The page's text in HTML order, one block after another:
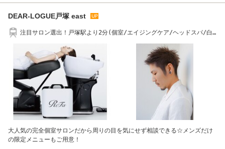
DEAR-LOGUE戸塚 east
注目サロン選出！戸塚駅より2分(個室/エイジングケア/ヘッドスパ/白
大人気の完全個室サロンだから周りの目を気にせず相談できる☆メンズだけ
の限定メニューもご用意！